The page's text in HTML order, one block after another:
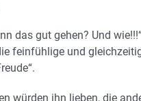
das gut gehen? Und
feinfühlige und
würden ihn lieben, die